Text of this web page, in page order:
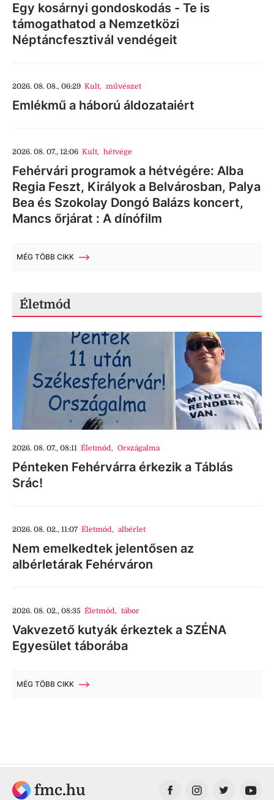
Egy kosárnyi gondoskodás - Te is
támogathatod a Nemzetközi
Néptáncfesztivál vendégeit
2026. 08. 08., 06:29 Kult, művészet
Emlékmű a háború áldozataiért
2026. 08. 07., 12:06 Kult, hétvége
Fehérvári programok a hétvégére: Alba
Regia Feszt, Királyok a Belvárosban, Palya
Bea és Szokolay Dongó Balázs koncert,
Mancs őrjárat : A dínófilm
MÉG TÖBB CIKK
Életmód
2026. 08. 07., 08:11 Életmód, Országalma
Pénteken Fehérvárra érkezik a Táblás
Srác!
2026. 08. 02., 11:07 Életmód, albérlet
Nem emelkedtek jelentősen az
albérletárak Fehérváron
2026. 08. 02., 08:35 Életmód, tábor
Vakvezető kutyák érkeztek a SZÉNA
Egyesület táborába
MÉG TÖBB CIKK
fmc.hu